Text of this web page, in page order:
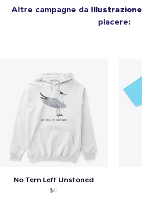
Altre campagne da Illustrazione
piacere:
No Tern Left Unstoned
$41